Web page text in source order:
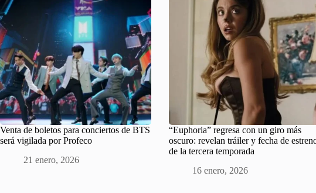
Venta de boletos para conciertos de BTS
será vigilada por Profeco
21 enero, 2026
“Euphoria” regresa con un giro más
oscuro: revelan tráiler y fecha de
de la tercera temporada
16 enero, 2026